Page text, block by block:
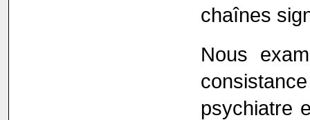
chaînes
Nous
psychiatre